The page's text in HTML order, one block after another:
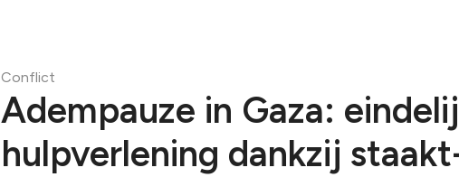
Conflict
Adempauze in Gaza:
hulpverlening dankzij